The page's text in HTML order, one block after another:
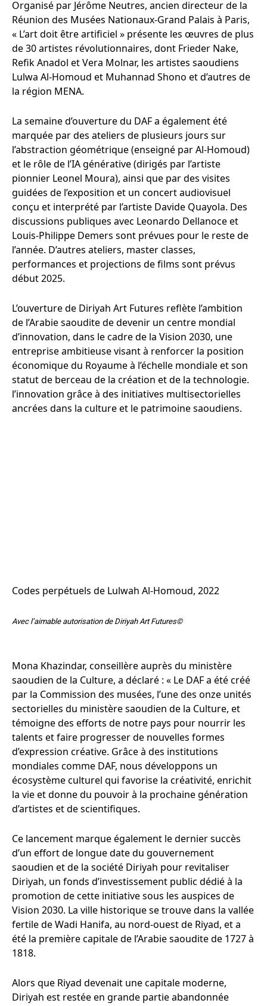
Organisé par Jérôme Neutres, ancien directeur de la
Réunion des Musées Nationaux-Grand Palais à Paris,
« L’art doit être artificiel » présente les œuvres de plus
de 30 artistes révolutionnaires, dont Frieder Nake,
Refik Anadol et Vera Molnar, les artistes saoudiens
Lulwa Al-Homoud et Muhannad Shono et d’autres de
la région MENA.
La semaine d’ouverture du DAF a également été
marquée par des ateliers de plusieurs jours sur
l’abstraction géométrique (enseigné par Al-Homoud)
et le rôle de l’IA générative (dirigés par l’artiste
pionnier Leonel Moura), ainsi que par des visites
guidées de l’exposition et un concert audiovisuel
conçu et interprété par l’artiste Davide Quayola. Des
discussions publiques avec Leonardo Dellanoce et
Louis-Philippe Demers sont prévues pour le reste de
l’année. D’autres ateliers, master classes,
performances et projections de films sont prévus
début 2025.
L’ouverture de Diriyah Art Futures reflète l’ambition
de l’Arabie saoudite de devenir un centre mondial
d’innovation, dans le cadre de la Vision 2030, une
entreprise ambitieuse visant à renforcer la position
économique du Royaume à l’échelle mondiale et son
statut de berceau de la création et de la technologie.
l’innovation grâce à des initiatives multisectorielles
ancrées dans la culture et le patrimoine saoudiens.
Codes perpétuels de Lulwah Al-Homoud, 2022
Avec l’aimable autorisation de Diriyah Art Futures©
Mona Khazindar, conseillère auprès du ministère
saoudien de la Culture, a déclaré : « Le DAF a été créé
par la Commission des musées, l’une des onze unités
sectorielles du ministère saoudien de la Culture, et
témoigne des efforts de notre pays pour nourrir les
talents et faire progresser de nouvelles formes
d’expression créative. Grâce à des institutions
mondiales comme DAF, nous développons un
écosystème culturel qui favorise la créativité, enrichit
la vie et donne du pouvoir à la prochaine génération
d’artistes et de scientifiques.
Ce lancement marque également le dernier succès
d’un effort de longue date du gouvernement
saoudien et de la société Diriyah pour revitaliser
Diriyah, un fonds d’investissement public dédié à la
promotion de cette initiative sous les auspices de
Vision 2030. La ville historique se trouve dans la vallée
fertile de Wadi Hanifa, au nord-ouest de Riyad, et a
été la première capitale de l’Arabie saoudite de 1727 à
1818.
Alors que Riyad devenait une capitale moderne,
Diriyah est restée en grande partie abandonnée